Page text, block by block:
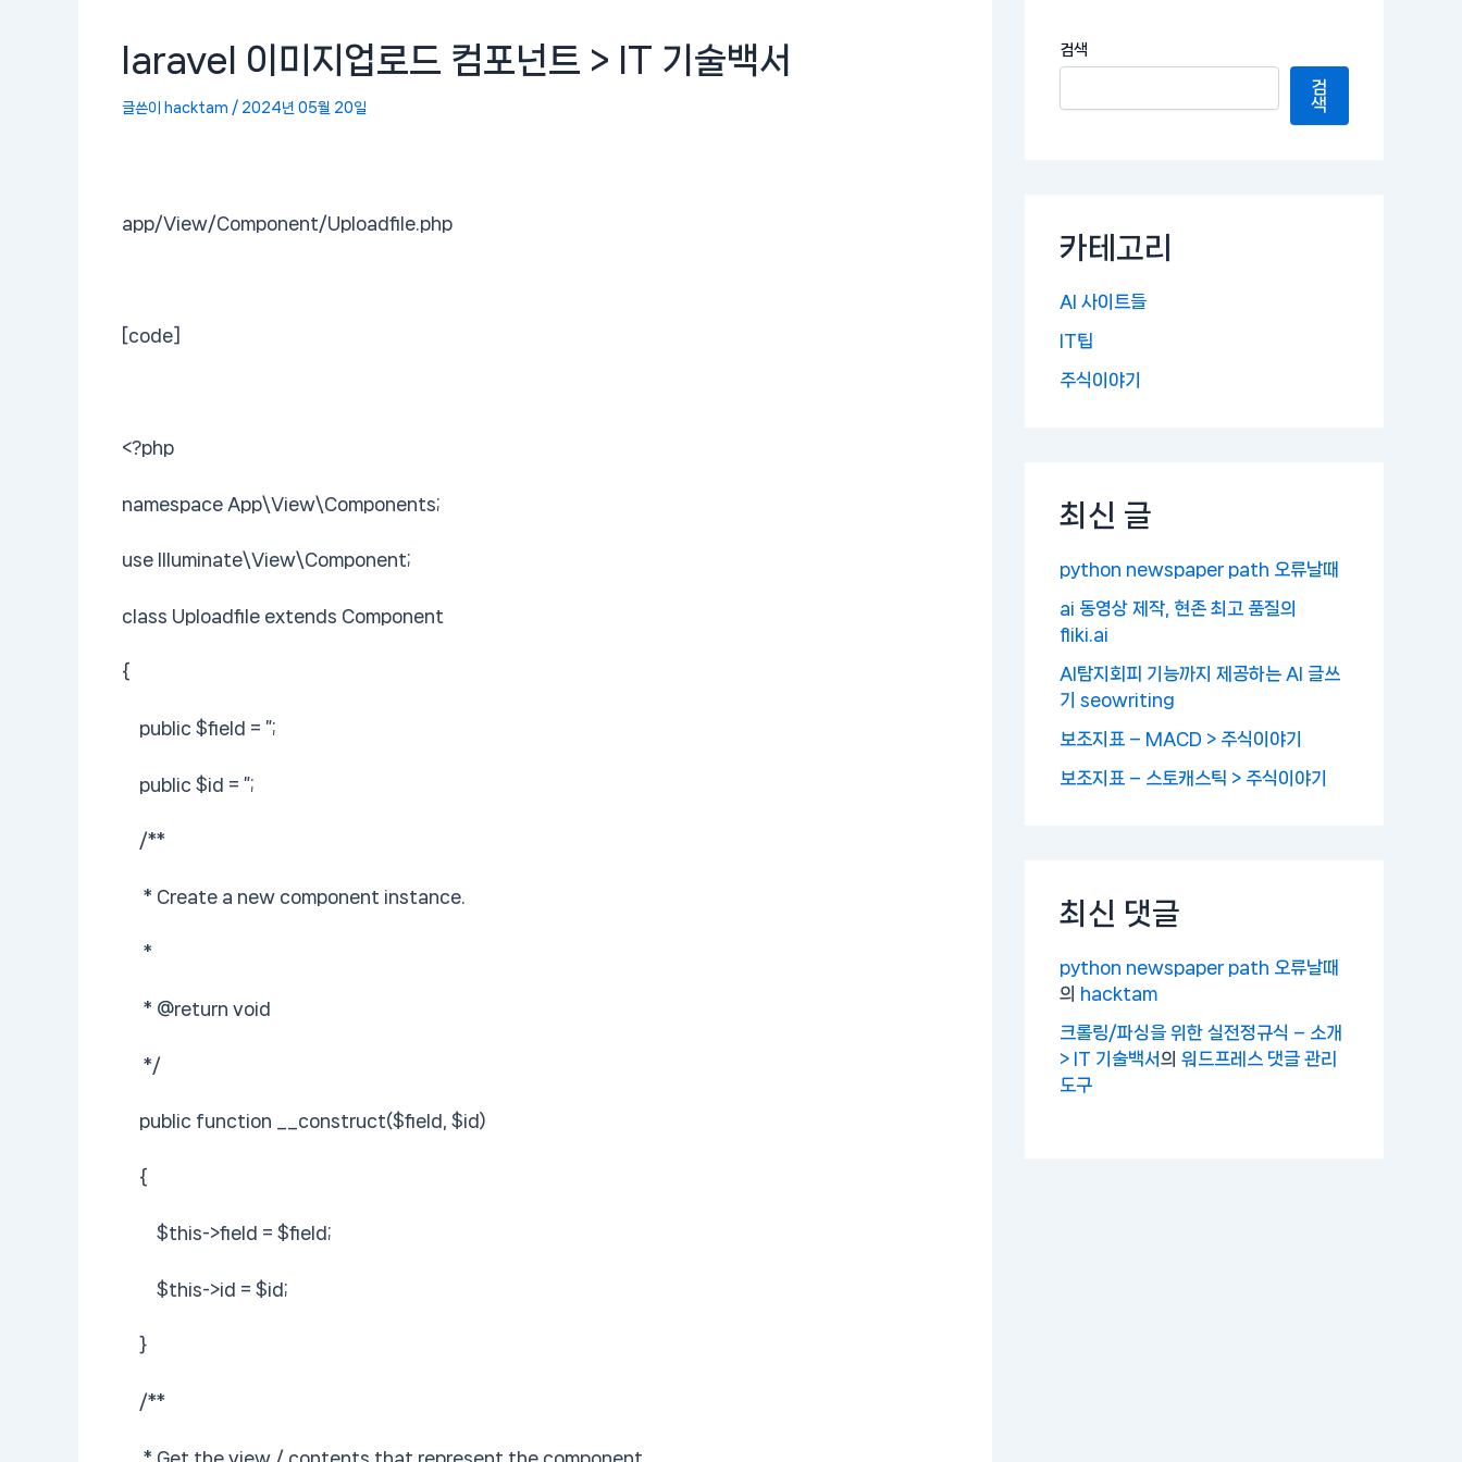
laravel 이미지업로드 컴포넌트 > IT 기술백서
글쓴이 hacktam / 2024년 05월 20일
app/View/Component/Uploadfile.php
[code]
<?php
namespace App\View\Components;
use Illuminate\View\Component;
class Uploadfile extends Component
{
public $field = ”;
public $id = ”;
/**
* Create a new component instance.
*
* @return void
*/
public function __construct($field, $id)
{
$this->field = $field;
$this->id = $id;
}
/**
* Get the view / contents that represent the component.
검색
검
색
카테고리
AI 사이트들
IT팁
주식이야기
최신 글
python newspaper path 오류날때
ai 동영상 제작, 현존 최고 품질의
fliki.ai
AI탐지회피 기능까지 제공하는 AI 글쓰
기 seowriting
보조지표 – MACD > 주식이야기
보조지표 – 스토캐스틱 > 주식이야기
최신 댓글
python newspaper path 오류날때
의 hacktam
크롤링/파싱을 위한 실전정규식 – 소개
> IT 기술백서의 워드프레스 댓글 관리
도구